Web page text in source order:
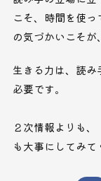
こそ、時間を使
の気づかいこそが、
生きる力は、読み
必要です。
２次情報よりも
も大事にしてみて